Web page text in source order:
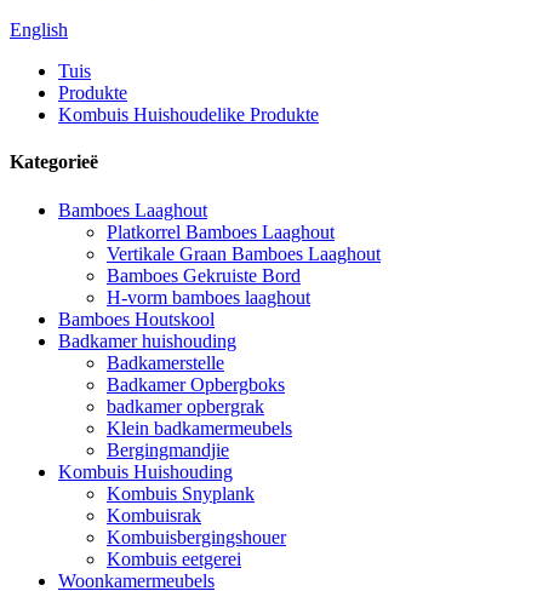
English
Tuis
Produkte
Kombuis Huishoudelike Produkte
Kategorieë
Bamboes Laaghout
Platkorrel Bamboes Laaghout
Vertikale Graan Bamboes Laaghout
Bamboes Gekruiste Bord
H-vorm bamboes laaghout
Bamboes Houtskool
Badkamer huishouding
Badkamerstelle
Badkamer Opbergboks
badkamer opbergrak
Klein badkamermeubels
Bergingmandjie
Kombuis Huishouding
Kombuis Snyplank
Kombuisrak
Kombuisbergingshouer
Kombuis eetgerei
Woonkamermeubels